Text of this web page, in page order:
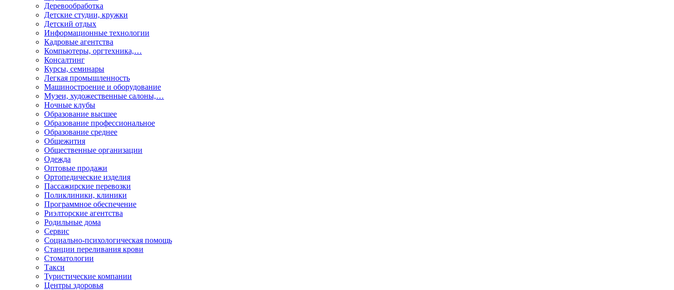
Деревообработка
Детские студии, кружки
Детский отдых
Информационные технологии
Кадровые агентства
Компьютеры, оргтехника,…
Консалтинг
Курсы, семинары
Легкая промышленность
Машиностроение и оборудование
Музеи, художественные салоны,…
Ночные клубы
Образование высшее
Образование профессиональное
Образование среднее
Общежития
Общественные организации
Одежда
Оптовые продажи
Ортопедические изделия
Пассажирские перевозки
Поликлиники, клиники
Программное обеспечение
Риэлторские агентства
Родильные дома
Сервис
Социально-психологическая помощь
Станции переливания крови
Стоматологии
Такси
Туристические компании
Центры здоровья